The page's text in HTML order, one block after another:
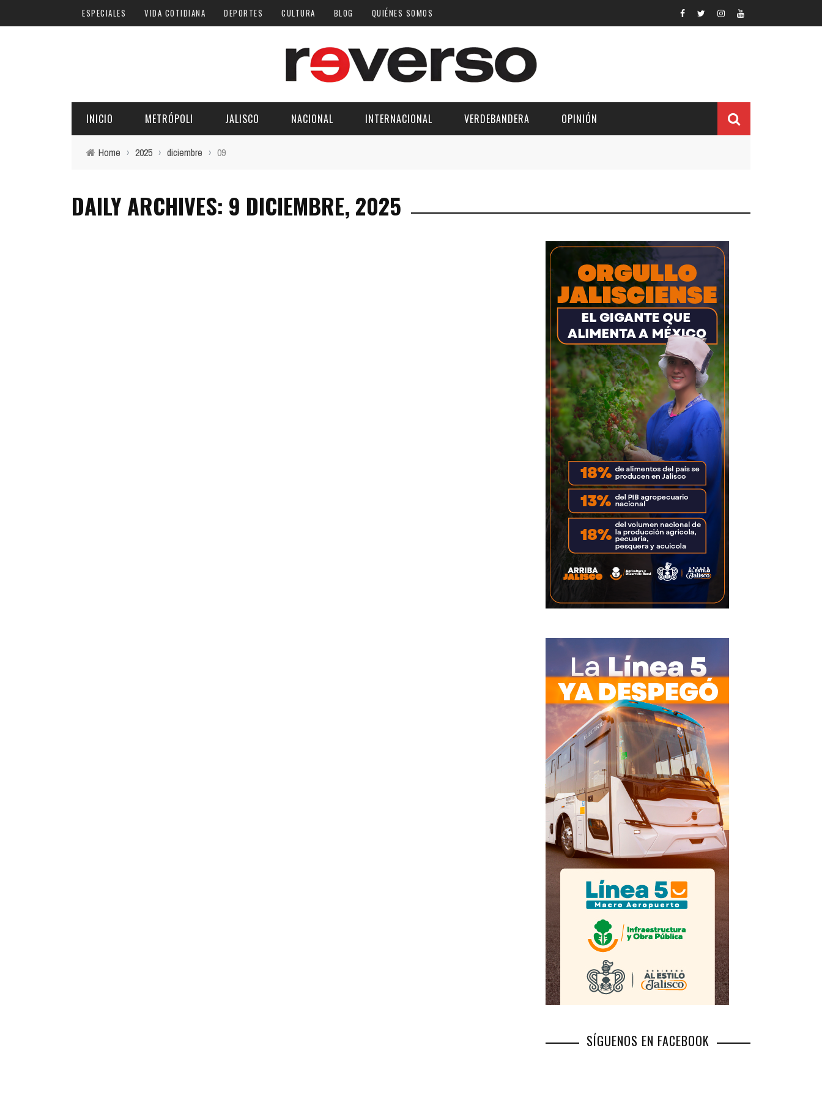
ESPECIALES VIDA COTIDIANA DEPORTES CULTURA BLOG QUIÉNES SOMOS
INICIO METRÓPOLI JALISCO NACIONAL INTERNACIONAL VERDEBANDERA OPINIÓN
Home › 2025 › diciembre › 09
DAILY ARCHIVES: 9 DICIEMBRE, 2025
SÍGUENOS EN FACEBOOK